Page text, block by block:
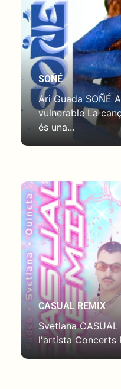
SOÑÉ
Ari Guada SOÑÉ
vulnerable La
és una...
CASUAL REMIX
Svetlana
l'artista Concerts